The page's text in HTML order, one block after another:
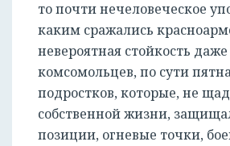
то почти нечеловеческое
каким сражались
невероятная стойкость
комсомольцев, по сути
подростков, которые, не
собственной жизни,
позиции, огневые точки,